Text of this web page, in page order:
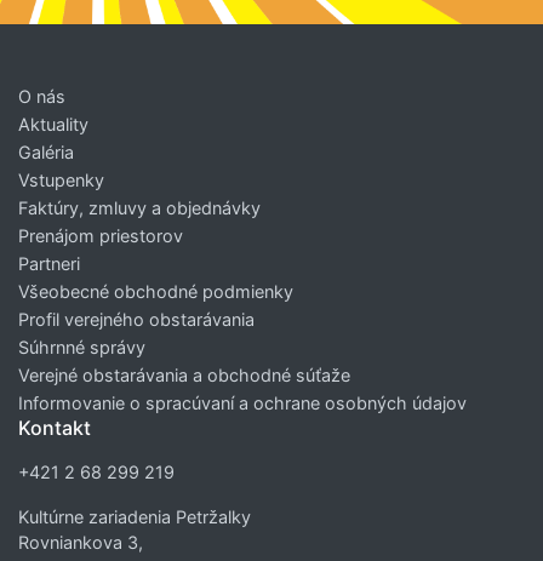
O nás
Aktuality
Galéria
Vstupenky
Faktúry, zmluvy a objednávky
Prenájom priestorov
Partneri
Všeobecné obchodné podmienky
Profil verejného obstarávania
Súhrnné správy
Verejné obstarávania a obchodné súťaže
Informovanie o spracúvaní a ochrane osobných údajov
Kontakt
+421 2 68 299 219
Kultúrne zariadenia Petržalky
Rovniankova 3,